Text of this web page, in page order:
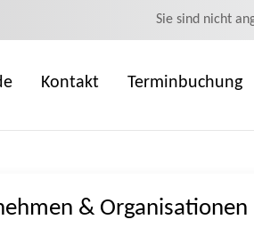
Sie sind nicht
Kontakt Terminbuchung
& Organisationen